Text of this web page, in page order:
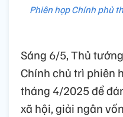
Phiên họp Chính phủ
Sáng 6/5, Thủ
Chính chủ trì phiên
tháng 4/2025 để
xã hội, giải ngân